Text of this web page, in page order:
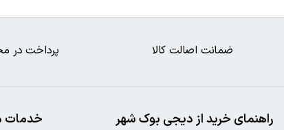
ضمانت اصالت کالا پرداخت در
خدمات راهنمای خرید از دیجی بوک شهر